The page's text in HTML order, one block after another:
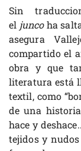
Sin
el juncoha
asegura
compartido el
obra y que
literatura está
textil, como
de una
hace y
tejidos y